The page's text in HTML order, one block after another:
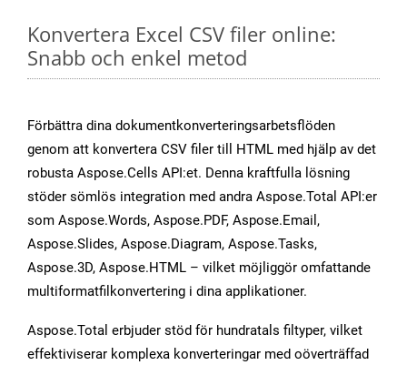
Konvertera Excel CSV filer online:
Snabb och enkel metod
Förbättra dina dokumentkonverteringsarbetsflöden
genom att konvertera CSV filer till HTML med hjälp av det
robusta Aspose.Cells API:et. Denna kraftfulla lösning
stöder sömlös integration med andra Aspose.Total API:er
som Aspose.Words, Aspose.PDF, Aspose.Email,
Aspose.Slides, Aspose.Diagram, Aspose.Tasks,
Aspose.3D, Aspose.HTML – vilket möjliggör omfattande
multiformatfilkonvertering i dina applikationer.
Aspose.Total erbjuder stöd för hundratals filtyper, vilket
effektiviserar komplexa konverteringar med oöverträffad